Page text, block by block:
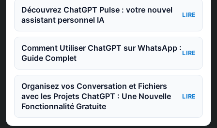
Découvrez ChatGPT Pulse : votre nouvel
assistant personnel IA
LIRE
Comment Utiliser ChatGPT sur WhatsApp :
Guide Complet
LIRE
Organisez vos Conversation et Fichiers
avec les Projets ChatGPT : Une Nouvelle
Fonctionnalité Gratuite
LIRE